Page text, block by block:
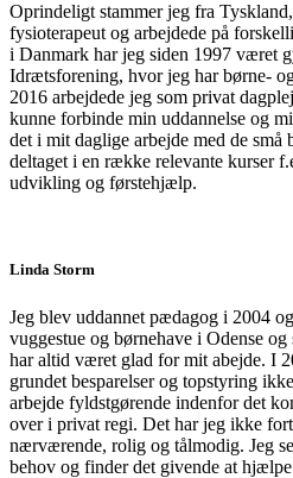
Oprindeligt stammer jeg fra
fysioterapeut og arbejdede på
i Danmark har jeg siden 1997 været
Idrætsforening, hvor jeg har børne-
2016 arbejdede jeg som privat
kunne forbinde min uddannelse og
det i mit daglige arbejde med de
deltaget i en række relevante kurser
udvikling og førstehjælp.
Linda Storm
Jeg blev uddannet pædagog i 2004
vuggestue og børnehave i Odense og
har altid været glad for mit abejde. I
grundet besparelser og topstyring
arbejde fyldstgørende indenfor det
over i privat regi. Det har jeg ikke
nærværende, rolig og tålmodig. Jeg
behov og finder det givende at